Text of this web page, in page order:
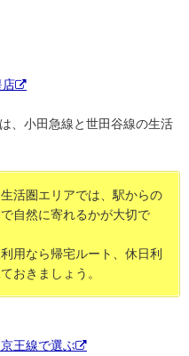
店
、小田急線と世田谷線の生活
活圏エリアでは、駅からの
自然に寄れるかが大切で
用なら帰宅ルート、休日利
おきましょう。
王線で選ぶ